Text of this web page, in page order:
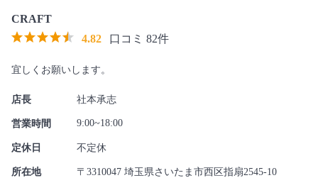
CRAFT
4.82
口コミ 82件
宜しくお願いします。
店長 社本承志
営業時間 9:00~18:00
定休日 不定休
所在地 〒3310047 埼玉県さいたま市西区指扇2545-10